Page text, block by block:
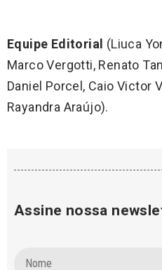
Equipe Editorial (Liuca
Marco Vergotti, Renato
Daniel Porcel, Caio Victor
Rayandra Araújo).
Assine nossa